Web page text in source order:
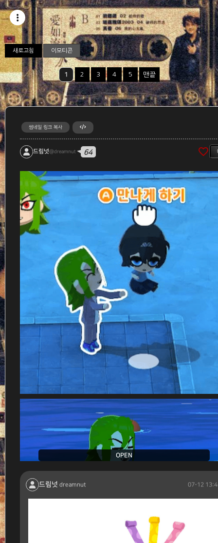
새로고침 이모티콘
1 2 3 4 5
썸네일 링크 복사
드림넛@dreamnut 64 favorite_border
OPEN
드림넛 dreamnut 07-12